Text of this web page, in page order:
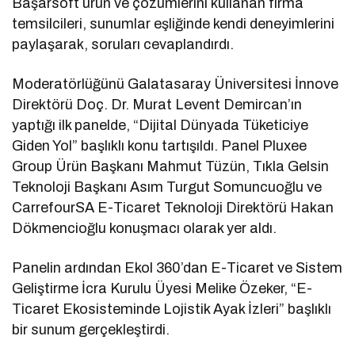
temsilcileri, sunumlar eşliğinde kendi deneyimlerini
paylaşarak, soruları cevaplandırdı.
Moderatörlüğünü Galatasaray Üniversitesi İnnove
Direktörü Doç. Dr. Murat Levent Demircan’ın
yaptığı ilk panelde, “Dijital Dünyada Tüketiciye
Giden Yol” başlıklı konu tartışıldı. Panel Pluxee
Group Ürün Başkanı Mahmut Tüzün, Tıkla Gelsin
Teknoloji Başkanı Asım Turgut Somuncuoğlu ve
CarrefourSA E-Ticaret Teknoloji Direktörü Hakan
Dökmencioğlu konuşmacı olarak yer aldı.
Panelin ardından Ekol 360’dan E-Ticaret ve Sistem
Geliştirme İcra Kurulu Üyesi Melike Özeker, “E-
Ticaret Ekosisteminde Lojistik Ayak İzleri” başlıklı
bir sunum gerçekleştirdi.